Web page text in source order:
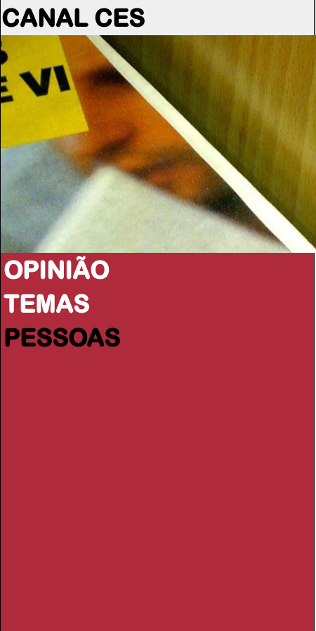
CANAL CES
OPINIÃO
TEMAS
PESSOAS